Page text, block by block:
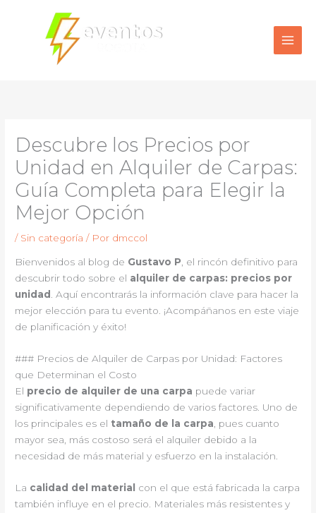
contenido
Descubre los Precios por
Unidad en Alquiler de Carpas:
Guía Completa para Elegir la
Mejor Opción
/ Sin categoría / Por dmccol
Bienvenidos al blog de Gustavo P, el rincón definitivo para
descubrir todo sobre el alquiler de carpas: precios por
unidad . Aquí encontrarás la información clave para hacer la
mejor elección para tu evento. ¡Acompáñanos en este viaje
de planificación y éxito!
### Precios de Alquiler de Carpas por Unidad: Factores
que Determinan el Costo
El precio de alquiler de una carpa puede variar
significativamente dependiendo de varios factores. Uno de
los principales es el tamaño de la carpa , pues cuanto
mayor sea, más costoso será el alquiler debido a la
necesidad de más material y esfuerzo en la instalación.
La calidad del material
con el que está fabricada la carpa
también influye en el precio. Materiales más resistentes y